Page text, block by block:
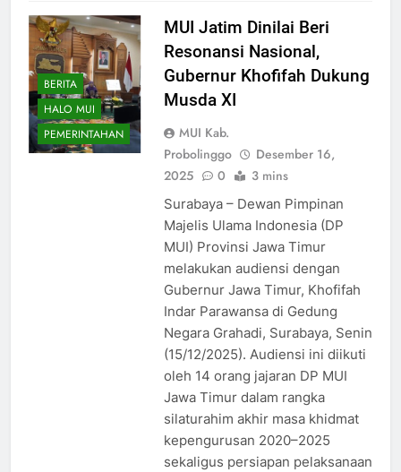
BERITA
HALO MUI
PEMERINTAHAN
MUI Jatim Dinilai Beri
Resonansi Nasional,
Gubernur Khofifah Dukung
Musda XI
MUI Kab.
Probolinggo
Desember 16,
2025
0 3 mins
Surabaya – Dewan Pimpinan
Majelis Ulama Indonesia (DP
MUI) Provinsi Jawa Timur
melakukan audiensi dengan
Gubernur Jawa Timur, Khofifah
Indar Parawansa di Gedung
Negara Grahadi, Surabaya, Senin
(15/12/2025). Audiensi ini diikuti
oleh 14 orang jajaran DP MUI
Jawa Timur dalam rangka
silaturahim akhir masa khidmat
kepengurusan 2020–2025
sekaligus persiapan pelaksanaan